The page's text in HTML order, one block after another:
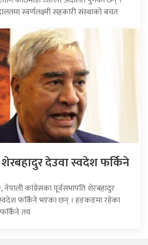
स्वर्णलक्ष्मी सहकारी संस्थाको बचत
देउवा स्वदेश फर्किने
नेपाली कांग्रेसका पूर्वसभापति शेरबहादुर
फर्किने भएका छन् । हङकङमा रहेका
तय